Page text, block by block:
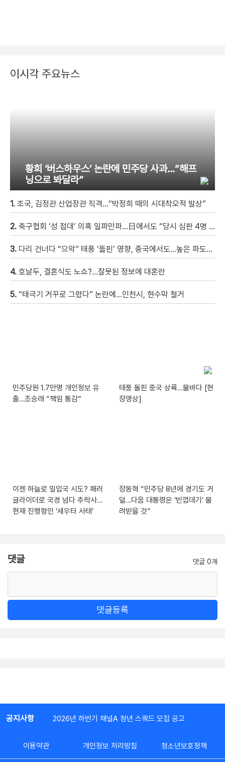
이시각 주요뉴스
황희 ‘버스하우스’ 논란에 민주당 사과…“해프
닝으로 봐달라”
1. 조국, 김정관 산업장관 직격…“박정희 때의 시대착오적 발상”
2. 축구협회 ‘성 접대’ 의혹 일파만파…日에서도 “당시 심판 4명 조사 착수”
3. 다리 건너다 “으악” 태풍 ‘돌핀’ 영향, 중국에서도…높은 파도에 휩쓸려 9세 아이 실종 [현장영상]
4. 호날두, 결혼식도 노쇼?…잘못된 정보에 대혼란
5. “태극기 거꾸로 그렸다” 논란에…인천시, 현수막 철거
민주당원 1.7만명 개인정보 유
출…조승래 “책임 통감”
태풍 돌핀 중국 상륙…물바다 [현
장영상]
이젠 하늘로 밀입국 시도? 패러
글라이더로 국경 넘다 추락사…
현재 진행형인 ‘세우타 사태’
장동혁 “민주당 8년에 경기도 거
덜…다음 대통령은 ‘빈껍데기’ 물
려받을 것”
댓글 댓글 0개
댓글등록
공지사항 2026년 하반기 채널A 청년 스쿼드 모집 공고
이용약관 개인정보 처리방침 청소년보호정책